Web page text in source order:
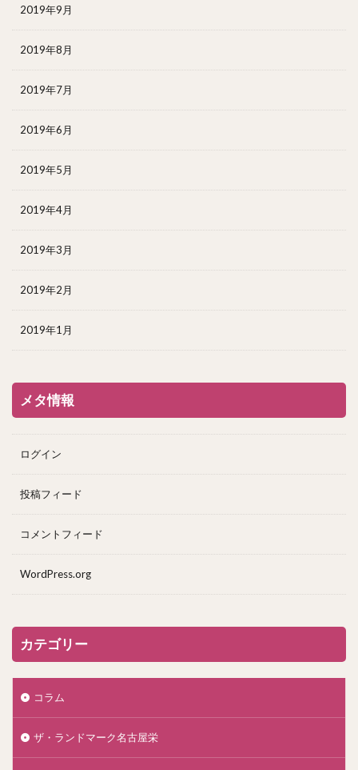
2019年9月
2019年8月
2019年7月
2019年6月
2019年5月
2019年4月
2019年3月
2019年2月
2019年1月
メタ情報
ログイン
投稿フィード
コメントフィード
WordPress.org
カテゴリー
コラム
ザ・ランドマーク名古屋栄